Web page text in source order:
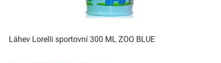
Láhev Lorelli sportovní 300 ML ZOO BLUE